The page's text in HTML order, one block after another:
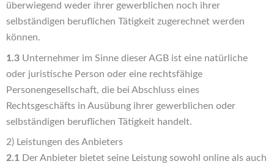
überwiegend weder ihrer gewerblichen noch ihrer
selbständigen beruflichen Tätigkeit zugerechnet werden
können.
1.3 Unternehmer im Sinne dieser AGB ist eine natürliche
oder juristische Person oder eine rechtsfähige
Personengesellschaft, die bei Abschluss eines
Rechtsgeschäfts in Ausübung ihrer gewerblichen oder
selbständigen beruflichen Tätigkeit handelt.
2) Leistungen des Anbieters
2.1 Der Anbieter bietet seine Leistung sowohl online als auch